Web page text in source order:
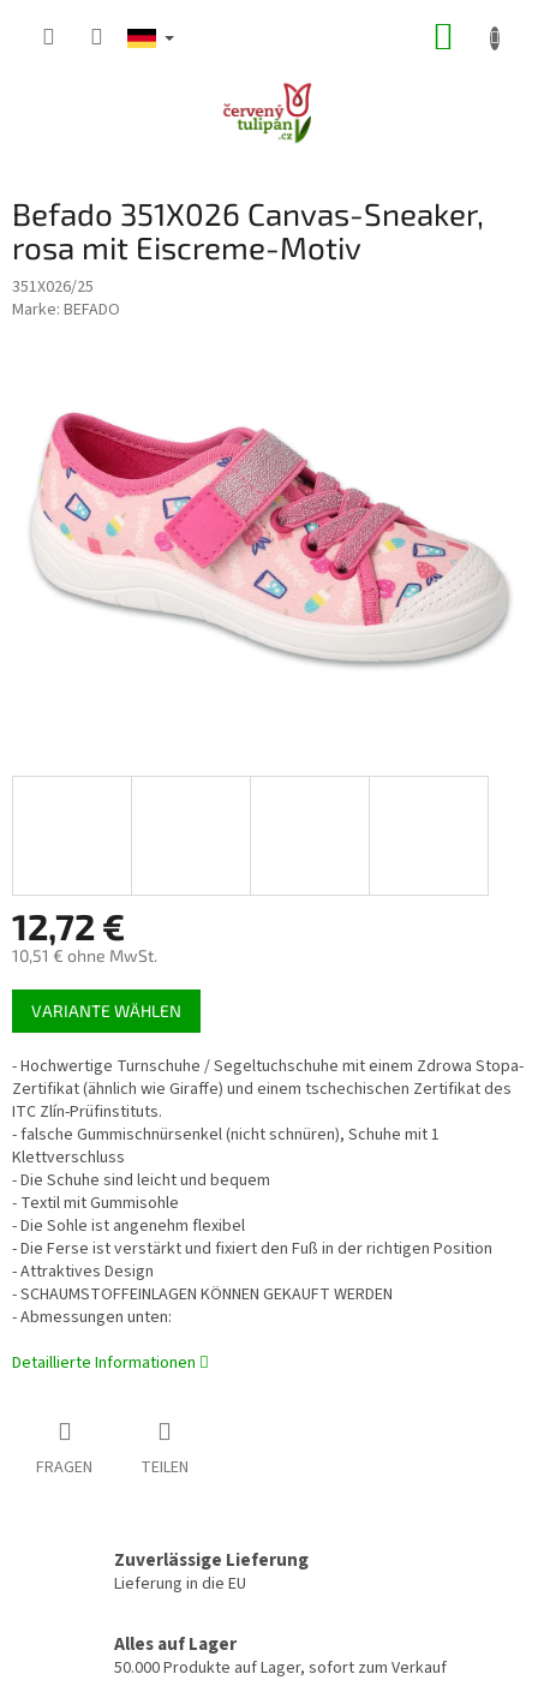
Befado 351X026 Canvas-Sneaker,
rosa mit Eiscreme-Motiv
351X026/25
Marke: BEFADO
12,72 €
10,51 € ohne MwSt.
Verkaufspreis:
VARIANTE WÄHLEN
- Hochwertige Turnschuhe / Segeltuchschuhe mit einem Zdrowa Stopa-
Zertifikat (ähnlich wie Giraffe) und einem tschechischen Zertifikat des
ITC Zlín-Prüfinstituts.
- falsche Gummischnürsenkel (nicht schnüren), Schuhe mit 1
Klettverschluss
- Die Schuhe sind leicht und bequem
- Textil mit Gummisohle
- Die Sohle ist angenehm flexibel
- Die Ferse ist verstärkt und fixiert den Fuß in der richtigen Position
- Attraktives Design
- SCHAUMSTOFFEINLAGEN KÖNNEN GEKAUFT WERDEN
- Abmessungen unten:
Detaillierte Informationen
FRAGEN TEILEN
Zuverlässige Lieferung
Lieferung in die EU
Alles auf Lager
50.000 Produkte auf Lager, sofort zum Verkauf